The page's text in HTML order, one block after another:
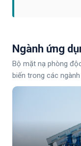
Ngành ứng
Bộ mặt nạ phòng
biến trong các ngành